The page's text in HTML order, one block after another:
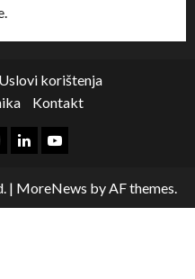
Uslovi korištenja
Kontakt
| MoreNews by AF themes.